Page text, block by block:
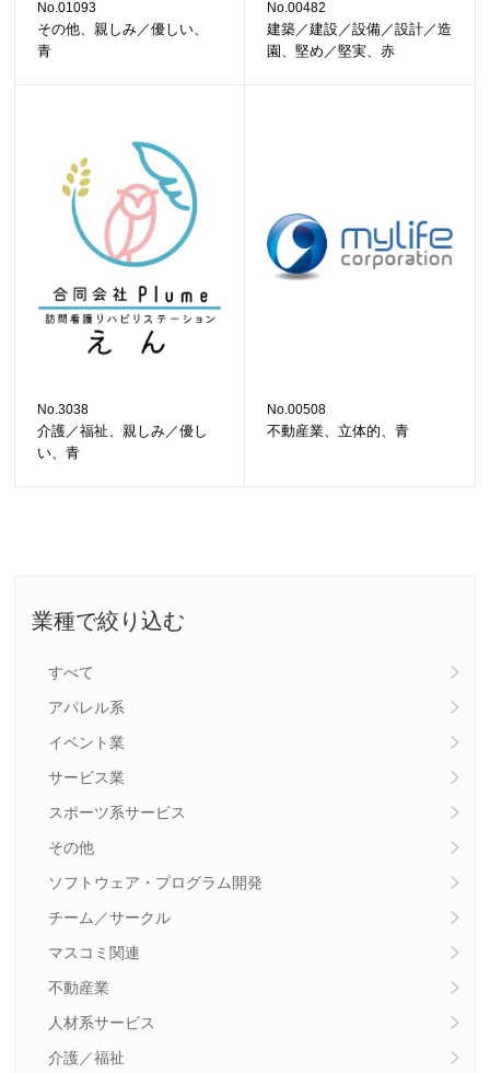
業種で絞り込む
すべて
アパレル系
イベント業
サービス業
スポーツ系サービス
その他
ソフトウェア・プログラム開発
チーム／サークル
マスコミ関連
不動産業
人材系サービス
介護／福祉
No.01093
その他、親しみ／優しい、
青
No.00482
建築／建設／設備／設計／造
園、堅め／堅実、赤
No.3038
介護／福祉、親しみ／優し
い、青
No.00508
不動産業、立体的、青